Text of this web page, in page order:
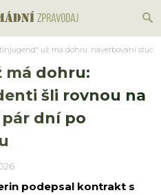
už má dohru: naverbovaní
má dohru:
šli rovnou na
dní po
podepsal kontrakt s